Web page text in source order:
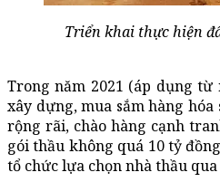
Triển khai thực hiện
Trong năm 2021 (áp dụng từ
xây dựng, mua sắm hàng
rộng rãi, chào hàng cạnh
gói thầu không quá 10 tỷ
tổ chức lựa chọn nhà thầu